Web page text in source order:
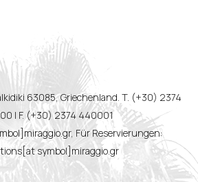
63085, Griechenland. T. (+30) 2374
| F. (+30) 2374 440001
Für Reservierungen:
symbol]miraggio.gr